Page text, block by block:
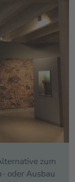
zum
oder Ausbau